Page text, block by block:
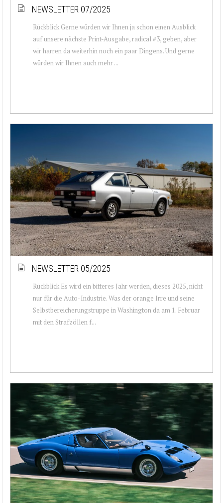
NEWSLETTER 07/2025
Rückblick Gerne würden wir Ihnen ja schon einen Ausblick
auf unsere nächste Print-Ausgabe, radical #3, geben, aber
wir harren da weiterhin noch ein paar Dingens. Und gerne
würden wir Ihnen auch mehr ...
NEWSLETTER 05/2025
Rückblick Es wird ein bitteres Jahr werden, dieses 2025, nicht
nur für die Auto-Industrie. Was der orange Irre und seine
Selbstbereicherungstruppe in Washington da am 1. Februar
mit den Strafzöllen f...